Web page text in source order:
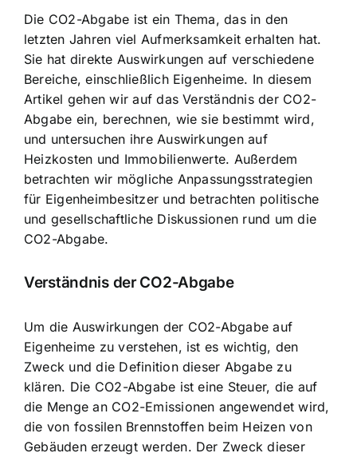
Die CO2-Abgabe ist ein Thema, das in den
letzten Jahren viel Aufmerksamkeit erhalten hat.
Sie hat direkte Auswirkungen auf verschiedene
Bereiche, einschließlich Eigenheime. In diesem
Artikel gehen wir auf das Verständnis der CO2-
Abgabe ein, berechnen, wie sie bestimmt wird,
und untersuchen ihre Auswirkungen auf
Heizkosten und Immobilienwerte. Außerdem
betrachten wir mögliche Anpassungsstrategien
für Eigenheimbesitzer und betrachten politische
und gesellschaftliche Diskussionen rund um die
CO2-Abgabe.
Verständnis der CO2-Abgabe
Um die Auswirkungen der CO2-Abgabe auf
Eigenheime zu verstehen, ist es wichtig, den
Zweck und die Definition dieser Abgabe zu
klären. Die CO2-Abgabe ist eine Steuer, die auf
die Menge an CO2-Emissionen angewendet wird,
die von fossilen Brennstoffen beim Heizen von
Gebäuden erzeugt werden. Der Zweck dieser